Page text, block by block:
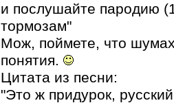
и послушайте пародию
тормозам"
Мож, поймете, что
понятия.
Цитата из песни:
"Это ж придурок,